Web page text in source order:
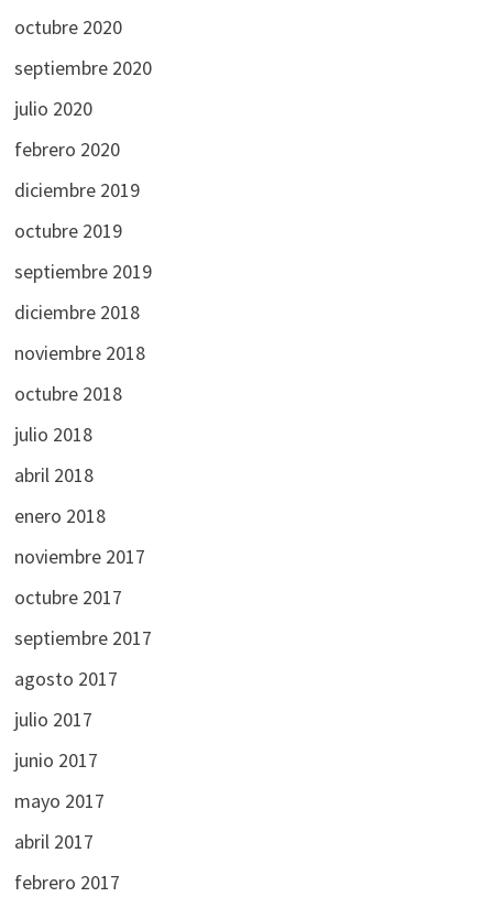
octubre 2020
septiembre 2020
julio 2020
febrero 2020
diciembre 2019
octubre 2019
septiembre 2019
diciembre 2018
noviembre 2018
octubre 2018
julio 2018
abril 2018
enero 2018
noviembre 2017
octubre 2017
septiembre 2017
agosto 2017
julio 2017
junio 2017
mayo 2017
abril 2017
febrero 2017